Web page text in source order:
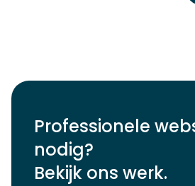
Professionele
nodig?
Bekijk ons werk.